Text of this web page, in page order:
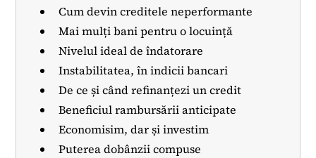
Cum devin creditele neperformante
Mai mulți bani pentru o locuință
Nivelul ideal de îndatorare
Instabilitatea, în indicii bancari
De ce și când refinanțezi un credit
Beneficiul rambursării anticipate
Economisim, dar și investim
Puterea dobânzii compuse